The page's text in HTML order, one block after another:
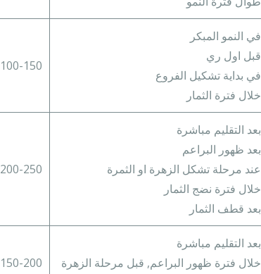
في النمو المبكر
قبل اول ري
في بداية تشكيل الفروع
خلال فترة الثمار
100-150
بعد التقليم مباشرة
بعد ظهور البراعم
عند مرحلة تشكل الزهرة او الثمرة
خلال فترة نضج الثمار
بعد قطف الثمار
200-250
بعد التقليم مباشرة
خلال فترة ظهور البراعم, قبل مرحلة الزهرة
150-200